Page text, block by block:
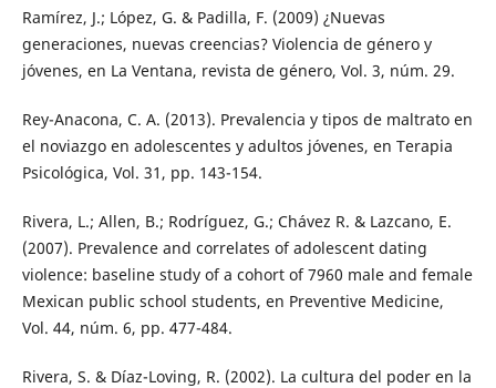
Ramírez, J.; López, G. & Padilla, F. (2009) ¿Nuevas
generaciones, nuevas creencias? Violencia de género y
jóvenes, en La Ventana, revista de género, Vol. 3, núm. 29.
Rey-Anacona, C. A. (2013). Prevalencia y tipos de maltrato en
el noviazgo en adolescentes y adultos jóvenes, en Terapia
Psicológica, Vol. 31, pp. 143-154.
Rivera, L.; Allen, B.; Rodríguez, G.; Chávez R. & Lazcano, E.
(2007). Prevalence and correlates of adolescent dating
violence: baseline study of a cohort of 7960 male and female
Mexican public school students, en Preventive Medicine,
Vol. 44, núm. 6, pp. 477-484.
Rivera, S. & Díaz-Loving, R. (2002). La cultura del poder en la